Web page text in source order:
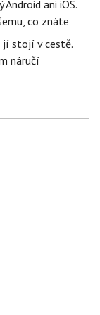
ani iOS.
co znáte
jí stojí v cestě.
náručí